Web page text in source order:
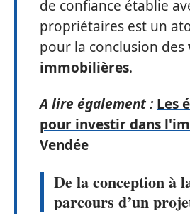
de confiance établie
propriétaires est un
pour la conclusion des
immobilières.
A lire également : Les
pour investir dans
Vendée
De la conception à
parcours d’un